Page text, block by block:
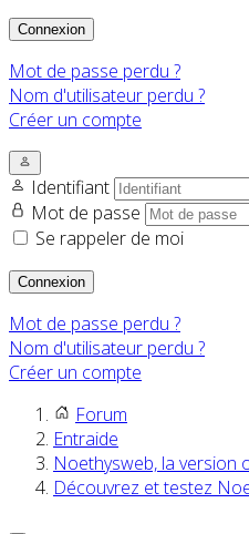
Connexion
Mot de passe perdu ?
Nom d'utilisateur perdu ?
Créer un compte
Identifiant
Mot de passe
Se rappeler de moi
Connexion
Mot de passe perdu ?
Nom d'utilisateur perdu ?
Créer un compte
Forum
Entraide
Noethysweb, la version
Découvrez et testez